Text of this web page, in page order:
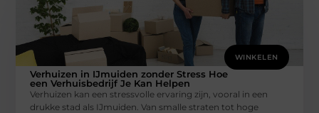
WINKELEN
Verhuizen in IJmuiden zonder Stress Hoe
een Verhuisbedrijf Je Kan Helpen
Verhuizen kan een stressvolle ervaring zijn, vooral in een
drukke stad als IJmuiden. Van smalle straten tot hoge